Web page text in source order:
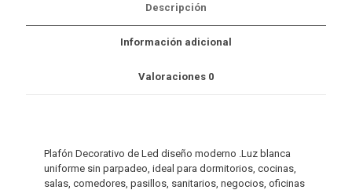
Descripción
Información adicional
Valoraciones 0
Plafón Decorativo de Led diseño moderno .Luz blanca
uniforme sin parpadeo, ideal para dormitorios, cocinas,
salas, comedores, pasillos, sanitarios, negocios, oficinas